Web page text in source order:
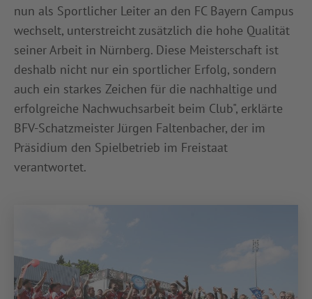
nun als Sportlicher Leiter an den FC Bayern Campus
wechselt, unterstreicht zusätzlich die hohe Qualität
seiner Arbeit in Nürnberg. Diese Meisterschaft ist
deshalb nicht nur ein sportlicher Erfolg, sondern
auch ein starkes Zeichen für die nachhaltige und
erfolgreiche Nachwuchsarbeit beim Club", erklärte
BFV-Schatzmeister Jürgen Faltenbacher, der im
Präsidium den Spielbetrieb im Freistaat
verantwortet.